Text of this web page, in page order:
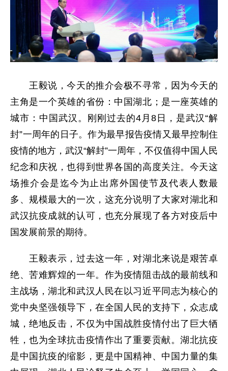
王毅说，今天的推介会极不寻常，因为今天的
主角是一个英雄的省份：中国湖北；是一座英雄的
城市：中国武汉。刚刚过去的4月8日，是武汉“解
封”一周年的日子。作为最早报告疫情又最早控制住
疫情的地方，武汉“解封”一周年，不仅值得中国人民
纪念和庆祝，也得到世界各国的高度关注。今天这
场推介会是迄今为止出席外国使节及代表人数最
多、规模最大的一次，这充分说明了大家对湖北和
武汉抗疫成就的认可，也充分展现了各方对疫后中
国发展前景的期待。
王毅表示，过去这一年，对湖北来说是艰苦卓
绝、苦难辉煌的一年。作为疫情阻击战的最前线和
主战场，湖北和武汉人民在以习近平同志为核心的
党中央坚强领导下，在全国人民的支持下，众志成
城，绝地反击，不仅为中国战胜疫情付出了巨大牺
牲，也为全球抗击疫情作出了重要贡献。湖北抗疫
是中国抗疫的缩影，更是中国精神、中国力量的集